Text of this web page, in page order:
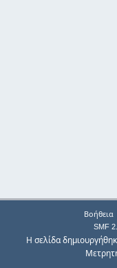
Βοήθεια
SMF
Η σελίδα